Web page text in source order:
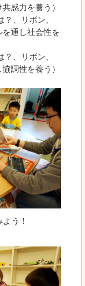
感力を養う）
？、リボン、
を通し社会性を
？、リボン、
調性を養う）
う！